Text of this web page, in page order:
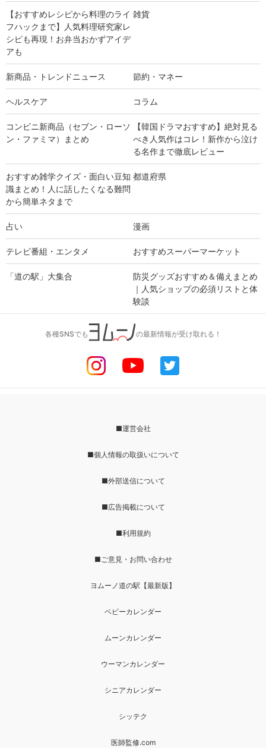
【おすすめレシピから料理のライ
フハックまで】人気料理研究家レ
シピも再現！お弁当おかずアイデ
アも
雑貨
新商品・トレンドニュース 節約・マネー
ヘルスケア コラム
コンビニ新商品（セブン・ローソ
ン・ファミマ）まとめ
【韓国ドラマおすすめ】絶対見る
べき人気作はコレ！新作から泣け
る名作まで徹底レビュー
おすすめ雑学クイズ・面白い豆知
識まとめ！人に話したくなる難問
から簡単ネタまで
都道府県
占い 漫画
テレビ番組・エンタメ おすすめスーパーマーケット
「道の駅」大集合
防災グッズおすすめ＆備えまとめ
｜人気ショップの必須リストと体
験談
各種SNSでも の最新情報が受け取れる！
■運営会社
■個人情報の取扱いについて
■外部送信について
■広告掲載について
■利用規約
■ご意見・お問い合わせ
ヨムーノ道の駅【最新版】
ベビーカレンダー
ムーンカレンダー
ウーマンカレンダー
シニアカレンダー
シッテク
医師監修.com